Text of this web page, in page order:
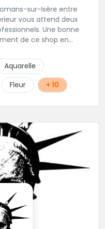
sur-Isère entre
vous attend deux
Une bonne
de ce shop en
Aquarelle
Fleur + 10